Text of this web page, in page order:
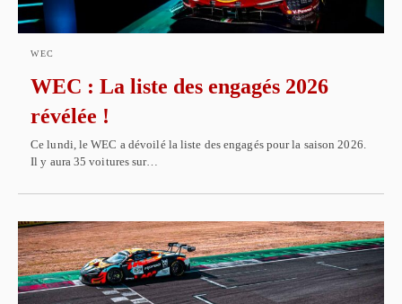
WEC
WEC : La liste des engagés 2026
révélée !
Ce lundi, le WEC a dévoilé la liste des engagés pour la saison 2026.
Il y aura 35 voitures sur…